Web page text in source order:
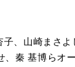
、山崎まさよ
、秦 基博らオ